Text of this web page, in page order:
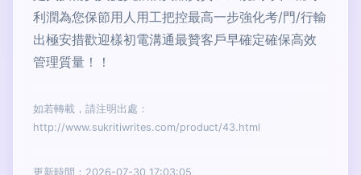
利潤為您保節用人用工把控最高一步強化考/門/行輸
出極安措歡迎樣初電溝通最贊客戶早確定確保高效
管理質量！！
如若轉載，請注明出處：
http://www.sukritiwrites.com/product/43.html
更新時間：2026-07-30 17:03:05